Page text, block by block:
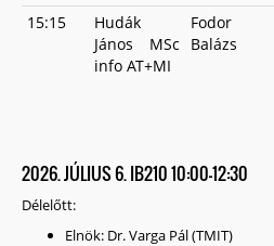
15:15
Hudák
János MSc
info AT+MI
Fodor
Balázs
2026. JÚLIUS 6. IB210 10:00-12:30
Délelőtt:
Elnök: Dr. Varga Pál (TMIT)